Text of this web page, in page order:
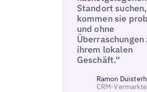
Standort suchen,
kommen sie
und ohne
Überraschungen
ihrem lokalen
Geschäft.“
Ramon
CRM-